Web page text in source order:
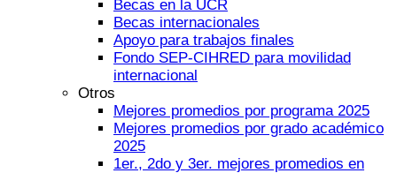
Becas en la UCR
Becas internacionales
Apoyo para trabajos finales
Fondo SEP-CIHRED para movilidad
internacional
Otros
Mejores promedios por programa 2025
Mejores promedios por grado académico
2025
1er., 2do y 3er. mejores promedios en